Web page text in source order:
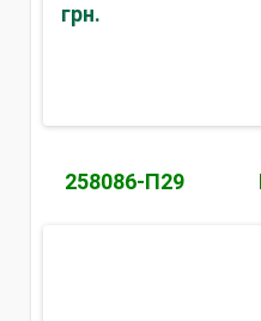
грн.
258086-П29